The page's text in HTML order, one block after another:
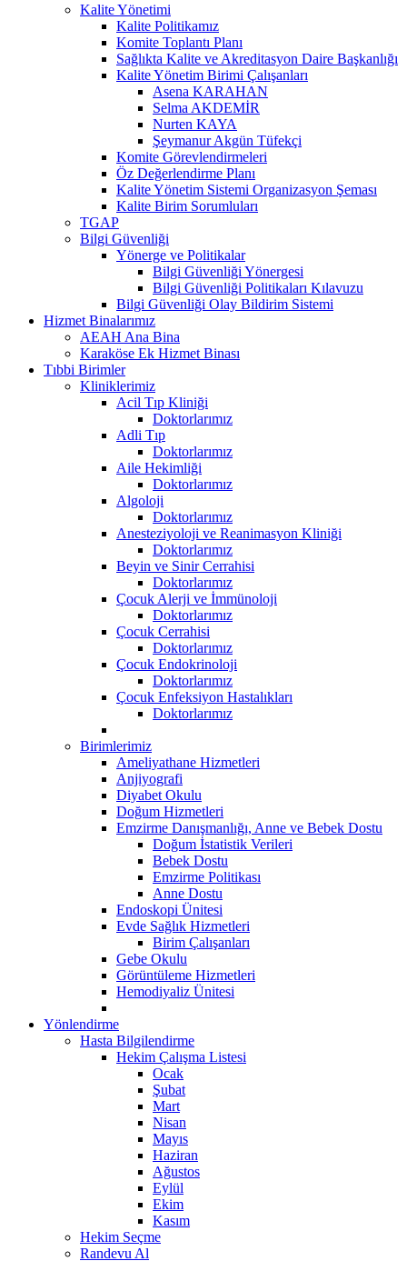
Kalite Yönetimi
Kalite Politikamız
Komite Toplantı Planı
Sağlıkta Kalite ve Akreditasyon Daire Başkanlığı
Kalite Yönetim Birimi Çalışanları
Asena KARAHAN
Selma AKDEMİR
Nurten KAYA
Şeymanur Akgün Tüfekçi
Komite Görevlendirmeleri
Öz Değerlendirme Planı
Kalite Yönetim Sistemi Organizasyon Şeması
Kalite Birim Sorumluları
TGAP
Bilgi Güvenliği
Yönerge ve Politikalar
Bilgi Güvenliği Yönergesi
Bilgi Güvenliği Politikaları Kılavuzu
Bilgi Güvenliği Olay Bildirim Sistemi
Hizmet Binalarımız
AEAH Ana Bina
Karaköse Ek Hizmet Binası
Tıbbi Birimler
Kliniklerimiz
Acil Tıp Kliniği
Doktorlarımız
Adli Tıp
Doktorlarımız
Aile Hekimliği
Doktorlarımız
Algoloji
Doktorlarımız
Anesteziyoloji ve Reanimasyon Kliniği
Doktorlarımız
Beyin ve Sinir Cerrahisi
Doktorlarımız
Çocuk Alerji ve İmmünoloji
Doktorlarımız
Çocuk Cerrahisi
Doktorlarımız
Çocuk Endokrinoloji
Doktorlarımız
Çocuk Enfeksiyon Hastalıkları
Doktorlarımız
Birimlerimiz
Ameliyathane Hizmetleri
Anjiyografi
Diyabet Okulu
Doğum Hizmetleri
Emzirme Danışmanlığı, Anne ve Bebek Dostu
Doğum İstatistik Verileri
Bebek Dostu
Emzirme Politikası
Anne Dostu
Endoskopi Ünitesi
Evde Sağlık Hizmetleri
Birim Çalışanları
Gebe Okulu
Görüntüleme Hizmetleri
Hemodiyaliz Ünitesi
Yönlendirme
Hasta Bilgilendirme
Hekim Çalışma Listesi
Ocak
Şubat
Mart
Nisan
Mayıs
Haziran
Ağustos
Eylül
Ekim
Kasım
Hekim Seçme
Randevu Al